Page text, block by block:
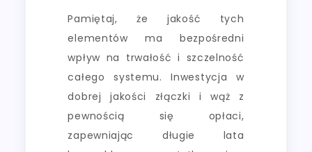
Pamiętaj, że jakość tych
elementów ma bezpośredni
wpływ na trwałość i szczelność
całego systemu. Inwestycja w
dobrej jakości złączki i wąż z
pewnością się opłaci,
zapewniając długie lata